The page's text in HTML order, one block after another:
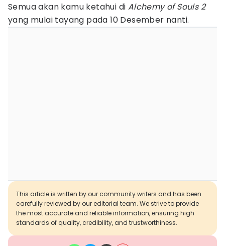
Semua akan kamu ketahui di Alchemy of Souls 2
yang mulai tayang pada 10 Desember nanti.
This article is written by our community writers and has been
carefully reviewed by our editorial team. We strive to provide
the most accurate and reliable information, ensuring high
standards of quality, credibility, and trustworthiness.